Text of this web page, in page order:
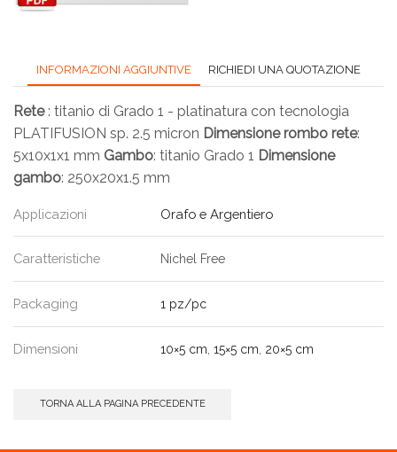
INFORMAZIONI AGGIUNTIVE RICHIEDI UNA QUOTAZIONE
Rete: titanio di Grado 1 - platinatura con tecnologia
PLATIFUSION sp. 2.5 micron Dimensione rombo rete:
5x10x1x1 mm Gambo: titanio Grado 1 Dimensione
gambo: 250x20x1.5 mm
Applicazioni Orafo e Argentiero
Caratteristiche Nichel Free
Packaging 1 pz/pc
Dimensioni 10×5 cm, 15×5 cm, 20×5 cm
TORNA ALLA PAGINA PRECEDENTE